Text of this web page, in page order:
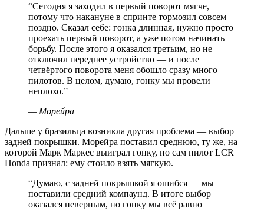
“Сегодня я заходил в первый поворот мягче,
потому что накануне в спринте тормозил совсем
поздно. Сказал себе: гонка длинная, нужно просто
проехать первый поворот, а уже потом начинать
борьбу. После этого я оказался третьим, но не
отключил переднее устройство — и после
четвёртого поворота меня обошло сразу много
пилотов. В целом, думаю, гонку мы провели
неплохо.”
— Морейра
Дальше у бразильца возникла другая проблема — выбор
задней покрышки. Морейра поставил среднюю, ту же, на
которой Марк Маркес выиграл гонку, но сам пилот LCR
Honda признал: ему стоило взять мягкую.
“Думаю, с задней покрышкой я ошибся — мы
поставили средний компаунд. В итоге выбор
оказался неверным, но гонку мы всё равно